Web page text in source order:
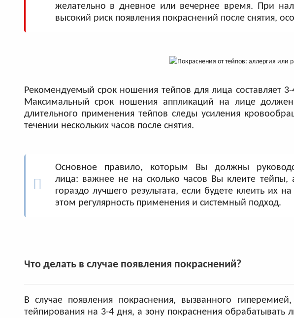
желательно в дневное или вечернее время. При
высокий риск появления покраснений после снятия,
Рекомендуемый срок ношения тейпов для лица составляет
Максимальный срок ношения аппликаций на лице
длительного применения тейпов следы усиления
течении нескольких часов после снятия.
Основное правило, которым Вы должны
лица: важнее не на сколько часов Вы клеите
гораздо лучшего результата, если будете клеить их
этом регулярность применения и системный подход.
Что делать в случае появления покраснений?
В случае появления покраснения, вызванного
тейпирования на 3-4 дня, а зону покраснения